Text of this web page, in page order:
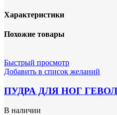
Характеристики
Похожие товары
Быстрый просмотр
Добавить в список желаний
ПУДРА ДЛЯ НОГ
В наличии